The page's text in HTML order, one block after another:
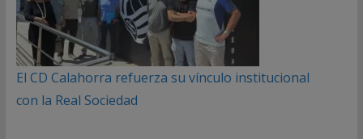
El CD Calahorra refuerza su vínculo institucional
con la Real Sociedad